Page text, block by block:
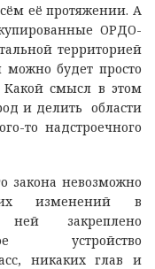
её протяжении. А
ОРДО-
территорией
можно будет просто
смысл в этом
и делить области
то надстроечного
закона невозможно
изменений в
закреплено
устройство
никаких глав и